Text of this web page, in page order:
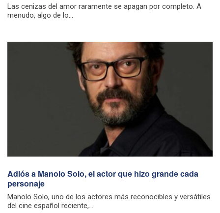
Las cenizas del amor raramente se apagan por completo. A
menudo, algo de lo...
Adiós a Manolo Solo, el actor que hizo grande cada
personaje
Manolo Solo, uno de los actores más reconocibles y versátiles
del cine español reciente,...